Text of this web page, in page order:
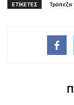
ΕΤΙΚΕΤΕΣ Τράπεζα